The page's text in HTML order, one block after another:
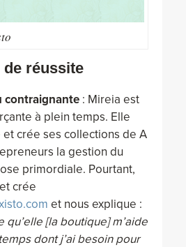
réussite
contraignante: Mireia est
à plein temps. Elle
crée ses collections de A
la gestion du
primordiale. Pourtant,
crée
et nous explique :
qu’elle [la boutique] m’aide
dont j’ai besoin pour